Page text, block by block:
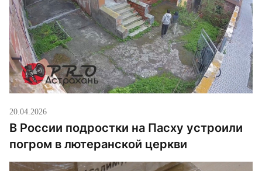
разбили ее из артиллерии. В самом селе уже […]
20.04.2026
В России подростки на Пасху устроили
погром в лютеранской церкви